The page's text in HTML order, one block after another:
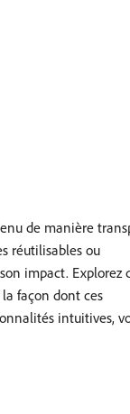
de manière
réutilisables ou
impact. Explorez
façon dont ces
intuitives,